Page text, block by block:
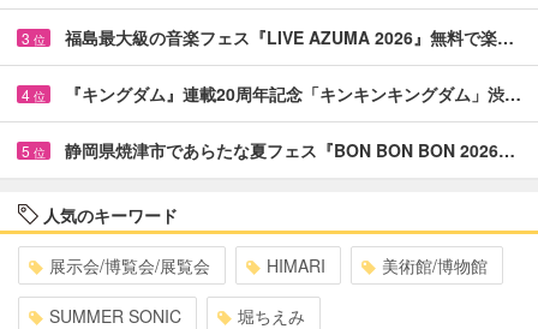
3 位 福島最大級の音楽フェス『LIVE AZUMA 2026』無料で楽…
4 位 『キングダム』連載20周年記念「キンキンキングダム」渋…
5 位 静岡県焼津市であらたな夏フェス『BON BON BON 2026…
人気のキーワード
展示会/博覧会/展覧会 HIMARI 美術館/博物館
SUMMER SONIC 堀ちえみ